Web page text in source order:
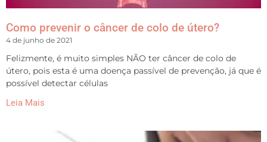
Como prevenir o câncer de colo de útero?
4 de junho de 2021
Felizmente, é muito simples NÃO ter câncer de colo de
útero, pois esta é uma doença passível de prevenção, já que é
possível detectar células
Leia Mais